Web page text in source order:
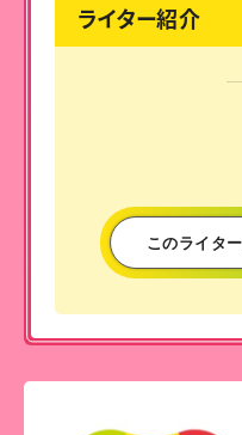
ライター紹介
このライタ